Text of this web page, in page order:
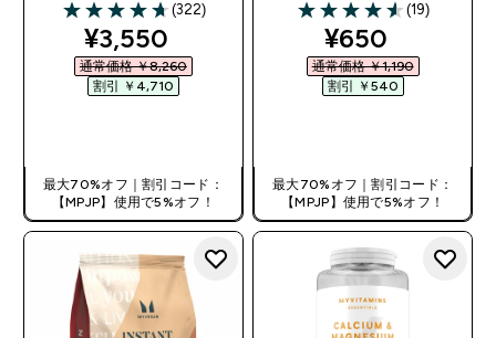
4.69 out of 5 stars
(322)
discounted price
¥3,550‎
通常価格 ￥8,260‎
割引 ￥4,710‎
最大70%オフ｜割引コード：
【MPJP】使用で5%オフ！
4.58 out of 5 stars
(19)
discounted
¥650‎
通常価格 ￥1,190‎
割引 ￥540‎
最大70%オフ｜割引コード：
【MPJP】使用で5%オフ！